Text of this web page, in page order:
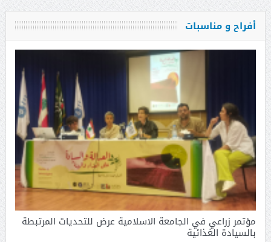
أفراح و مناسبات
مؤتمر زراعي في الجامعة الاسلامية عرض للتحديات المرتبطة
بالسيادة الغذائية